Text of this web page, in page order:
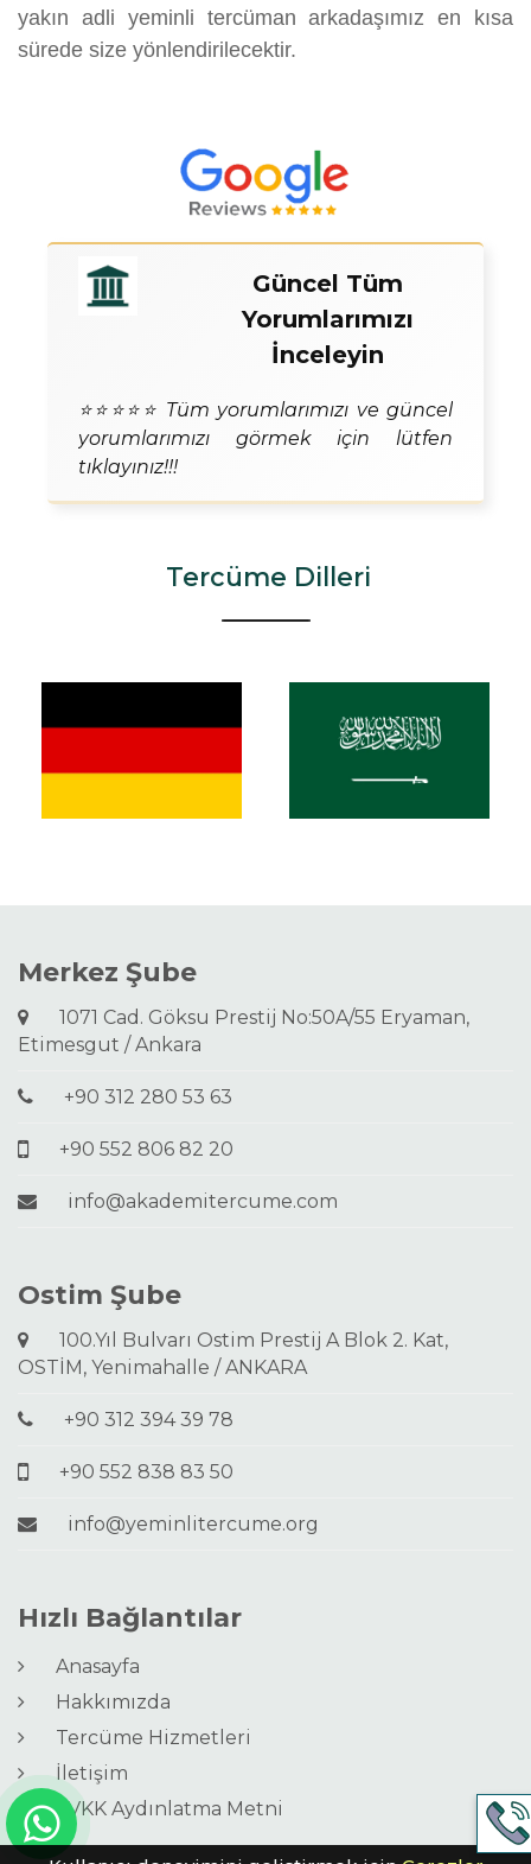
yakın adli yeminli tercüman arkadaşımız en kısa
sürede size yönlendirilecektir.
Güncel Tüm
Yorumlarımızı
İnceleyin
⭐⭐⭐⭐⭐ Tüm yorumlarımızı ve güncel
yorumlarımızı görmek için lütfen
tıklayınız!!!
Tercüme Dilleri
Merkez Şube
1071 Cad. Göksu Prestij No:50A/55 Eryaman,
Etimesgut / Ankara
+90 312 280 53 63
+90 552 806 82 20
info@akademitercume.com
Ostim Şube
100.Yıl Bulvarı Ostim Prestij A Blok 2. Kat,
OSTİM, Yenimahalle / ANKARA
+90 312 394 39 78
+90 552 838 83 50
info@yeminlitercume.org
Hızlı Bağlantılar
Anasayfa
Hakkımızda
Tercüme Hizmetleri
İletişim
KVKK Aydınlatma Metni